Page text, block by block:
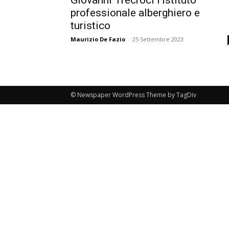
professionale alberghiero e
turistico
Maurizio De Fazio - 25 Settembre 2023
© Newspaper WordPress Theme by TagDiv